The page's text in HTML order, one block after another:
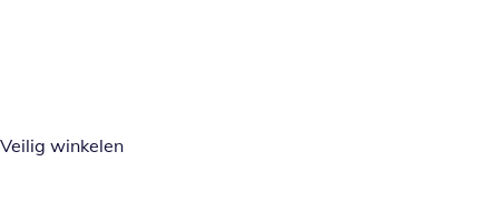
Veilig winkelen